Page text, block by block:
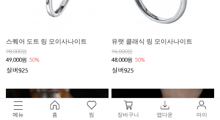
스퀘어 도트 링 모이사나이트
98,000원
49,000원 50%
유랫 클래식 링 모이사나이트
96,000원
48,000원 50%
메뉴 홈 찜 장바구니 앱다운 마이